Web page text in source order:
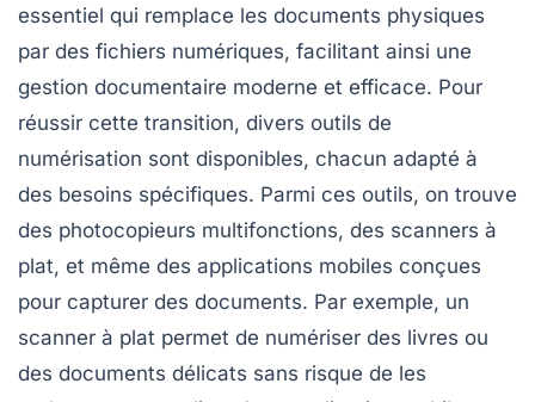
essentiel qui remplace les documents physiques
par des fichiers numériques, facilitant ainsi une
gestion documentaire moderne et efficace. Pour
réussir cette transition, divers outils de
numérisation sont disponibles, chacun adapté à
des besoins spécifiques. Parmi ces outils, on trouve
des photocopieurs multifonctions, des scanners à
plat, et même des applications mobiles conçues
pour capturer des documents. Par exemple, un
scanner à plat permet de numériser des livres ou
des documents délicats sans risque de les